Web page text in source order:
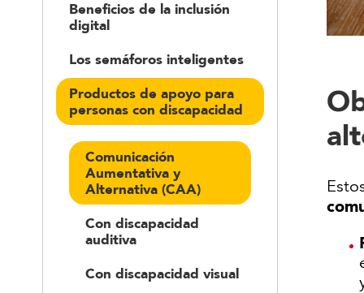
Beneficios de la inclusión
digital
Los semáforos inteligentes
Productos de apoyo para
personas con discapacidad
Comunicación
Aumentativa y
Alternativa (CAA)
Con discapacidad
auditiva
Con discapacidad visual